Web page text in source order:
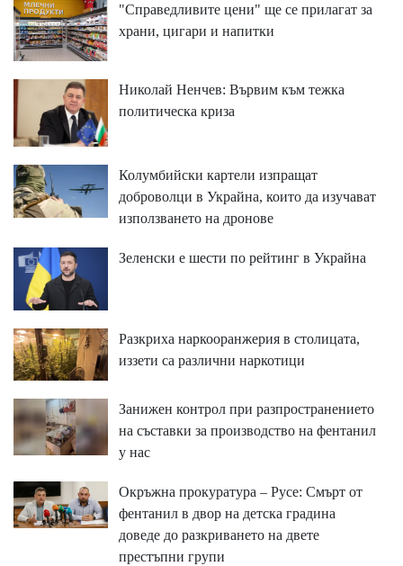
"Справедливите цени" ще се прилагат за
храни, цигари и напитки
Николай Ненчев: Вървим към тежка
политическа криза
Колумбийски картели изпращат
доброволци в Украйна, които да изучават
използването на дронове
Зеленски е шести по рейтинг в Украйна
Разкриха наркооранжерия в столицата,
иззети са различни наркотици
Занижен контрол при разпространението
на съставки за производство на фентанил
у нас
Окръжна прокуратура – Русе: Смърт от
фентанил в двор на детска градина
доведе до разкриването на двете
престъпни групи